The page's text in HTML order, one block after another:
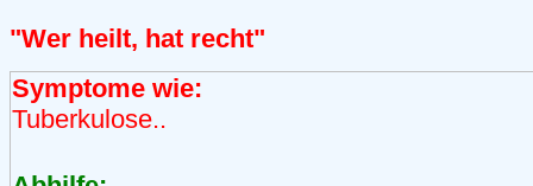
"Wer heilt, hat recht"
Symptome wie:
Tuberkulose..